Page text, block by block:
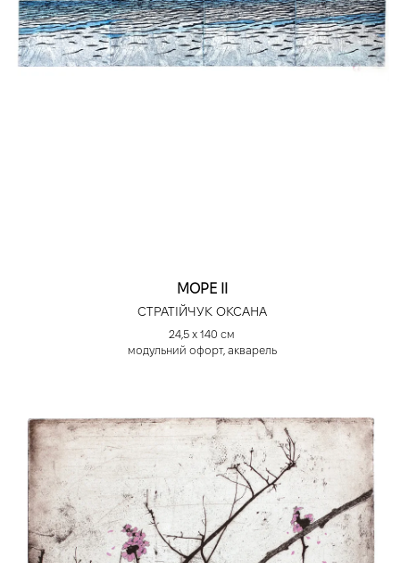
МОРЕ ІІ
СТРАТІЙЧУК ОКСАНА
24,5 х 140 см
модульний офорт, акварель